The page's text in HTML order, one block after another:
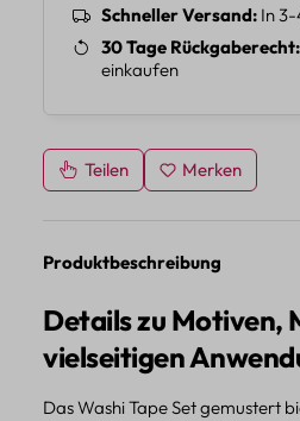
Schneller Versand In
30 Tage Rückgaberecht
einkaufen
Teilen Merken
Produktbeschreibung
Details zu Motiven,
vielseitigen
Das Washi Tape Set gemustert